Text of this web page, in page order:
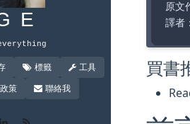
E
標籤
工具
策 聯絡我
原
買書